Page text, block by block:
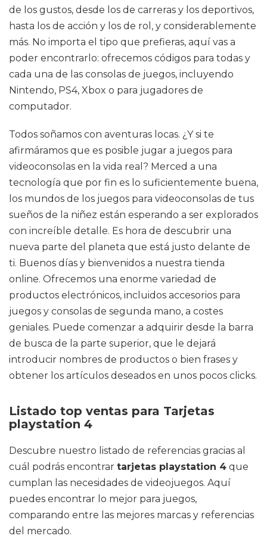
de los gustos, desde los de carreras y los deportivos,
hasta los de acción y los de rol, y considerablemente
más. No importa el tipo que prefieras, aquí vas a
poder encontrarlo: ofrecemos códigos para todas y
cada una de las consolas de juegos, incluyendo
Nintendo, PS4, Xbox o para jugadores de
computador.
Todos soñamos con aventuras locas. ¿Y si te
afirmáramos que es posible jugar a juegos para
videoconsolas en la vida real? Merced a una
tecnología que por fin es lo suficientemente buena,
los mundos de los juegos para videoconsolas de tus
sueños de la niñez están esperando a ser explorados
con increíble detalle. Es hora de descubrir una
nueva parte del planeta que está justo delante de
ti. Buenos días y bienvenidos a nuestra tienda
online. Ofrecemos una enorme variedad de
productos electrónicos, incluidos accesorios para
juegos y consolas de segunda mano, a costes
geniales. Puede comenzar a adquirir desde la barra
de busca de la parte superior, que le dejará
introducir nombres de productos o bien frases y
obtener los artículos deseados en unos pocos clicks.
Listado top ventas para Tarjetas
playstation 4
Descubre nuestro listado de referencias gracias al
cuál podrás encontrar tarjetas playstation 4 que
cumplan las necesidades de videojuegos. Aquí
puedes encontrar lo mejor para juegos,
comparando entre las mejores marcas y referencias
del mercado.